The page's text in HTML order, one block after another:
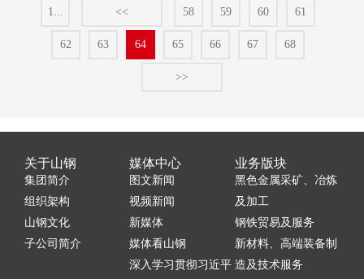
1... << 58 59 60 61
62 63 64 65 66 67 68
>>
关于山钢
集团简介
组织架构
山钢文化
子公司简介
媒体中心
图文新闻
视频新闻
新媒体
媒体看山钢
深入学习贯彻习近平
业务版块
黑色金属采矿、冶炼
及加工
钢铁贸易及服务
新材料、高端装备制
造及技术服务